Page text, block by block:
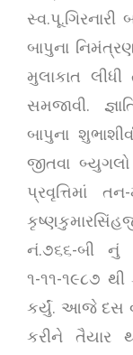
સ્વ.પૂ.ગિરનારી
બાપુના
મુલાકાત
સમજાવી.
બાપુના
જીતવા
પ્રવૃત્તિમાં
નં.૭૬૬-બી નું
૧-૧૧-૧૯૮૭
કર્યું. આજે દસ
કરીને